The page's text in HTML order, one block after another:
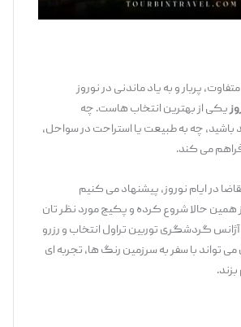
پربار و به ‌یاد ماندنی در نوروز
بهترین انتخاب ‌هاست. چه
چه به طبیعت یا استراحت در سواحل،
می‌ کند.
ایام نوروز، پیشنهاد می ‌کنیم
حالا شروع کرده و پکیج مورد نظر تان
گردشگری توربین تراول انتخاب و رزرو
با سفر به سرزمین رنگ ‌ها، تجربه ‌ای